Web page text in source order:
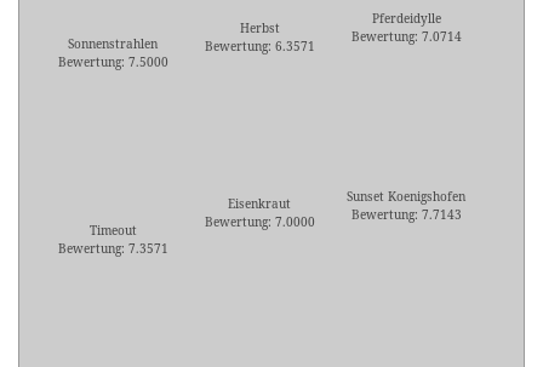
Sonnenstrahlen
Bewertung: 7.5000
Herbst
Bewertung: 6.3571
Pferdeidylle
Bewertung: 7.0714
Timeout
Bewertung: 7.3571
Eisenkraut
Bewertung: 7.0000
Sunset Koenigshofen
Bewertung: 7.7143